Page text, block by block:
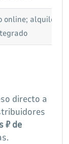
online; alquiler
directo a
₽ de